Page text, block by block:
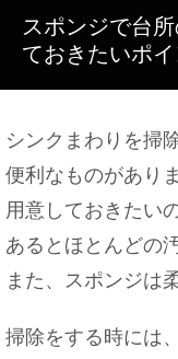
スポンジで台
ておきたいポイ
シンクまわりを掃
便利なものがありま
用意しておきたい
あるとほとんどの
また、スポンジは
掃除をする時には